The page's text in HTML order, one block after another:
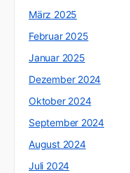
März 2025
Februar 2025
Januar 2025
Dezember 2024
Oktober 2024
September 2024
August 2024
Juli 2024